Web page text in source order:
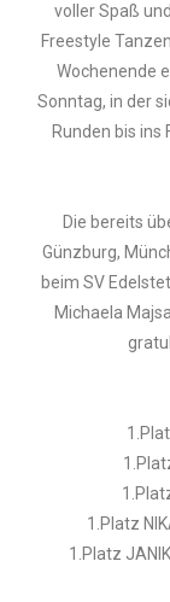
voller Spaß
Freestyle
Wochenende
Sonntag, in der
Runden bis ins
Die bereits
Günzburg,
beim SV
Michaela
1.Platz
1.Platz